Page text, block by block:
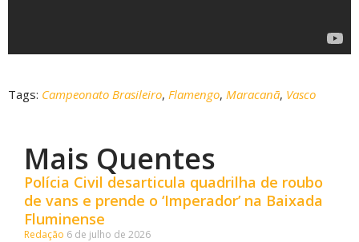
Tags: Campeonato Brasileiro, Flamengo, Maracanã, Vasco
Mais Quentes
Polícia Civil desarticula quadrilha de roubo
de vans e prende o ‘Imperador’ na Baixada
Fluminense
Redação 6 de julho de 2026